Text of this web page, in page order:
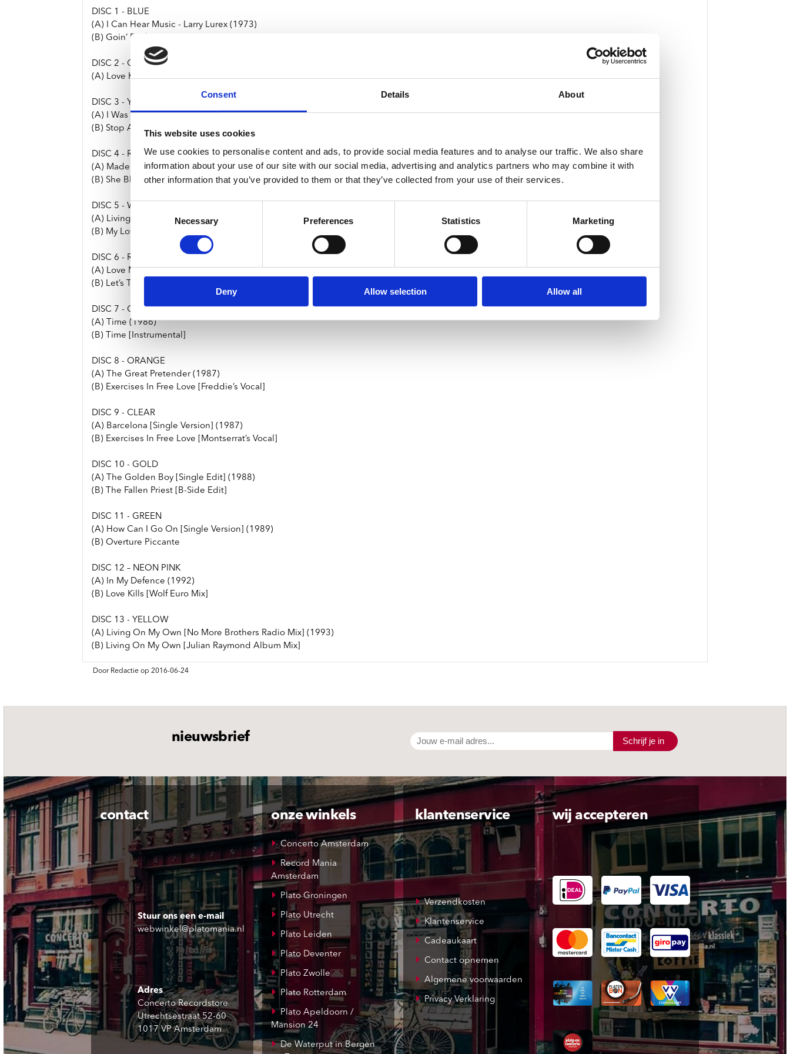
Consent Details About
This website uses cookies
We use cookies to personalise content and ads, to provide social media features and to analyse our traffic. We also share
information about your use of our site with our social media, advertising and analytics partners who may combine it with
other information that you’ve provided to them or that they’ve collected from your use of their services.
Consent
Selection
Necessary Preferences Statistics Marketing
Deny Allow selection Allow all
DISC 1 - BLUE
(A) I Can Hear Music - Larry Lurex (1973)
(B) Goin’ Back – Larry Lurex
DISC 2 - ORANGE
(A) Love Kills (1984)
DISC 3 - YELLOW
(A) I Was Born To Love You (1985)
(B) Stop All The Fighting
DISC 4 - RED
(A) Made In Heaven [Single Remix] (1985)
(B) She Blows Hot And Cold
DISC 5 - WHITE
(A) Living On My Own [Single Edit] (1985)
(B) My Love Is Dangerous
DISC 6 - RED
(A) Love Me Like There’s No Tomorrow (1985)
(B) Let’s Turn It On
DISC 7 - CYAN
(A) Time (1986)
(B) Time [Instrumental]
DISC 8 - ORANGE
(A) The Great Pretender (1987)
(B) Exercises In Free Love [Freddie’s Vocal]
DISC 9 - CLEAR
(A) Barcelona [Single Version] (1987)
(B) Exercises In Free Love [Montserrat’s Vocal]
DISC 10 - GOLD
(A) The Golden Boy [Single Edit] (1988)
(B) The Fallen Priest [B-Side Edit]
DISC 11 - GREEN
(A) How Can I Go On [Single Version] (1989)
(B) Overture Piccante
DISC 12 – NEON PINK
(A) In My Defence (1992)
(B) Love Kills [Wolf Euro Mix]
DISC 13 - YELLOW
(A) Living On My Own [No More Brothers Radio Mix] (1993)
(B) Living On My Own [Julian Raymond Album Mix]
Door Redactie op 2016-06-24
nieuwsbrief Schrijf je in
contact
Stuur ons een e-mail
webwinkel@platomania.nl
Adres
Concerto Recordstore
Utrechtsestraat 52-60
1017 VP Amsterdam
onze winkels
Concerto Amsterdam
Record Mania
Amsterdam
Plato Groningen
Plato Utrecht
Plato Leiden
Plato Deventer
Plato Zwolle
Plato Rotterdam
Plato Apeldoorn /
Mansion 24
De Waterput in Bergen
klantenservice
Verzendkosten
Klantenservice
Cadeaukaart
Contact opnemen
Algemene voorwaarden
Privacy Verklaring
wij accepteren